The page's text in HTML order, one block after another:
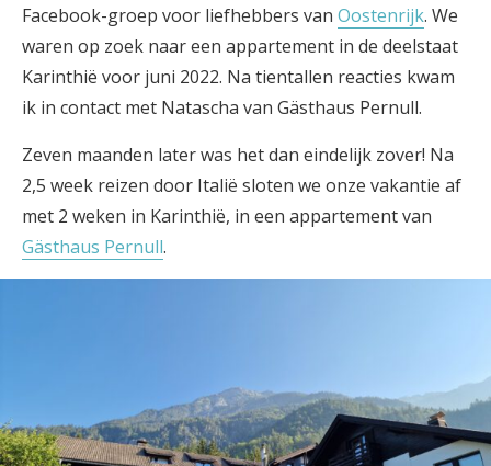
Facebook-groep voor liefhebbers van Oostenrijk. We
waren op zoek naar een appartement in de deelstaat
Karinthië voor juni 2022. Na tientallen reacties kwam
ik in contact met Natascha van Gästhaus Pernull.
Zeven maanden later was het dan eindelijk zover! Na
2,5 week reizen door Italië sloten we onze vakantie af
met 2 weken in Karinthië, in een appartement van
Gästhaus Pernull.